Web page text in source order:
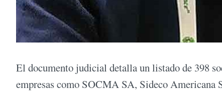
El documento judicial detalla un listado de 398
empresas como SOCMA SA, Sideco